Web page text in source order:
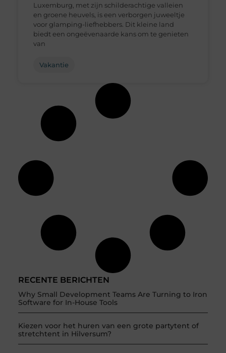
RECENTE BERICHTEN
Why Small Development Teams Are Turning to Iron
Software for In-House Tools
Kiezen voor het huren van een grote partytent of
stretchtent in Hilversum?
Luxemburg, met zijn schilderachtige valleien
en groene heuvels, is een verborgen juweeltje
voor glamping-liefhebbers. Dit kleine land
biedt een ongeëvenaarde kans om te genieten
van
Vakantie